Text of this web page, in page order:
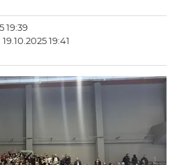
19:39
19:41